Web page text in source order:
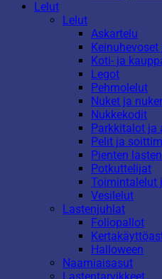
Lelut
Lelut
Askartelu
Koti- ja
Legot
Pehmolelut
Nuket ja
Nukkekodit
Parkkitalot ja
Pelit ja
Pienten
Potkuttelijat
Toimintalelut
Vesilelut
Lastenjuhlat
Foliopallot
Halloween
Naamiaisasut